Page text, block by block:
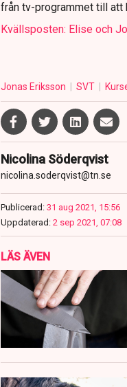
från tv-programmet till
Kvällsposten: Elise och
Jonas Eriksson SVT
Nicolina Söderqvist
nicolina.soderqvist@tn.se
Publicerad: 31 aug 2021, 15:56
Uppdaterad: 2 sep 2021, 07:08
LÄS ÄVEN